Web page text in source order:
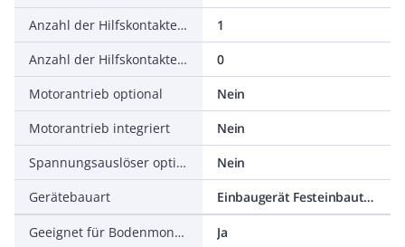
Anzahl der Hilfskontakte als Schließer
1
Anzahl der Hilfskontakte als Wechsler
0
Motorantrieb optional
Nein
Motorantrieb integriert
Nein
Spannungsauslöser optional
Nein
Gerätebauart
Einbaugerät Festeinbautechnik
Geeignet für Bodenmontage
Ja